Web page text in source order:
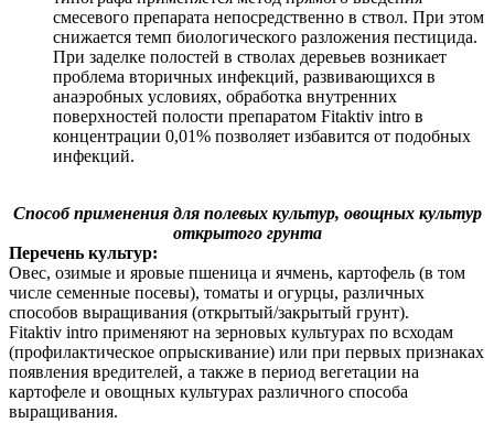
смесевого препарата непосредственно в ствол. При этом
снижается темп биологического разложения пестицида.
При заделке полостей в стволах деревьев возникает
проблема вторичных инфекций, развивающихся в
анаэробных условиях, обработка внутренних
поверхностей полости препаратом Fitaktiv intro в
концентрации 0,01% позволяет избавится от подобных
инфекций.
Способ применения для полевых культур, овощных культур
открытого грунта
Перечень культур:
Овес, озимые и яровые пшеница и ячмень, картофель (в том
числе семенные посевы), томаты и огурцы, различных
способов выращивания (открытый/закрытый грунт).
Fitaktiv intro применяют на зерновых культурах по всходам
(профилактическое опрыскивание) или при первых признаках
появления вредителей, а также в период вегетации на
картофеле и овощных культурах различного способа
выращивания.